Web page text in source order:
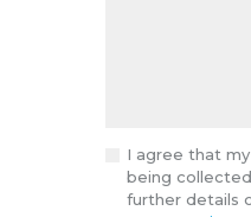
I agree that
being
further details